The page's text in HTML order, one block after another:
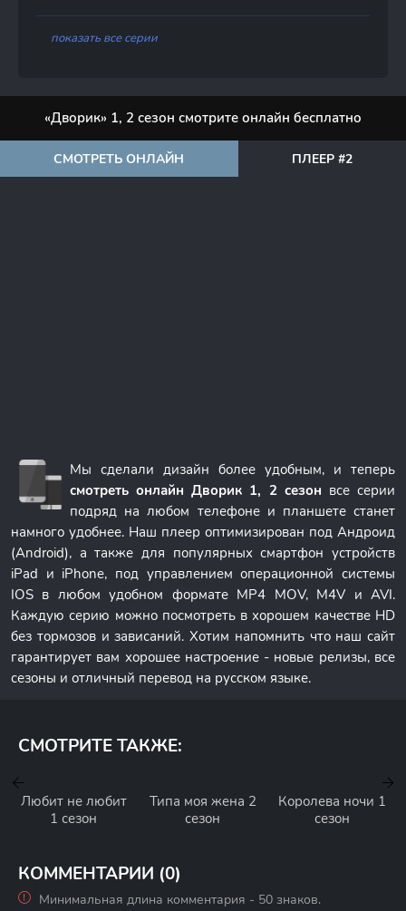
показать все серии
«Дворик» 1, 2 сезон смотрите онлайн бесплатно
СМОТРЕТЬ ОНЛАЙН ПЛЕЕР #2
Мы сделали дизайн более удобным, и теперь
смотреть онлайн Дворик 1, 2 сезон все серии
подряд на любом телефоне и планшете станет
намного удобнее. Наш плеер оптимизирован под Андроид
(Android), а также для популярных смартфон устройств
iPad и iPhone, под управлением операционной системы
IOS в любом удобном формате MP4 MOV, M4V и AVI.
Каждую серию можно посмотреть в хорошем качестве HD
без тормозов и зависаний. Хотим напомнить что наш сайт
гарантирует вам хорошее настроение - новые релизы, все
сезоны и отличный перевод на русском языке.
СМОТРИТЕ ТАКЖЕ:
Любит не любит
1 сезон
Типа моя жена 2
сезон
Королева ночи 1
сезон
КОММЕНТАРИИ (0)
Минимальная длина комментария - 50 знаков.